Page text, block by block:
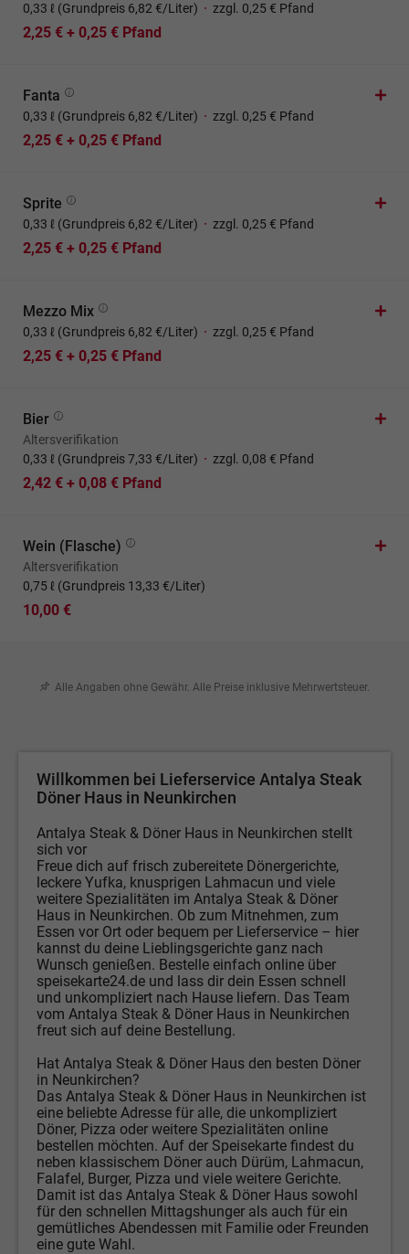
0,33 ℓ (Grundpreis 6,82 €/Liter) · zzgl. 0,25 € Pfand
2,25 € + 0,25 € Pfand
Fanta
0,33 ℓ (Grundpreis 6,82 €/Liter) · zzgl. 0,25 € Pfand
2,25 € + 0,25 € Pfand
Sprite
0,33 ℓ (Grundpreis 6,82 €/Liter) · zzgl. 0,25 € Pfand
2,25 € + 0,25 € Pfand
Mezzo Mix
0,33 ℓ (Grundpreis 6,82 €/Liter) · zzgl. 0,25 € Pfand
2,25 € + 0,25 € Pfand
Bier
Altersverifikation
0,33 ℓ (Grundpreis 7,33 €/Liter) · zzgl. 0,08 € Pfand
2,42 € + 0,08 € Pfand
Wein (Flasche)
Altersverifikation
0,75 ℓ (Grundpreis 13,33 €/Liter)
10,00 €
Alle Angaben ohne Gewähr. Alle Preise inklusive Mehrwertsteuer.
Willkommen bei Lieferservice Antalya Steak
Döner Haus in Neunkirchen
Antalya Steak & Döner Haus in Neunkirchen stellt
sich vor
Freue dich auf frisch zubereitete Dönergerichte,
leckere Yufka, knusprigen Lahmacun und viele
weitere Spezialitäten im Antalya Steak & Döner
Haus in Neunkirchen. Ob zum Mitnehmen, zum
Essen vor Ort oder bequem per Lieferservice – hier
kannst du deine Lieblingsgerichte ganz nach
Wunsch genießen. Bestelle einfach online über
speisekarte24.de und lass dir dein Essen schnell
und unkompliziert nach Hause liefern. Das Team
vom Antalya Steak & Döner Haus in Neunkirchen
freut sich auf deine Bestellung.
Hat Antalya Steak & Döner Haus den besten Döner
in Neunkirchen?
Das Antalya Steak & Döner Haus in Neunkirchen ist
eine beliebte Adresse für alle, die unkompliziert
Döner, Pizza oder weitere Spezialitäten online
bestellen möchten. Auf der Speisekarte findest du
neben klassischem Döner auch Dürüm, Lahmacun,
Falafel, Burger, Pizza und viele weitere Gerichte.
Damit ist das Antalya Steak & Döner Haus sowohl
für den schnellen Mittagshunger als auch für ein
gemütliches Abendessen mit Familie oder Freunden
eine gute Wahl.